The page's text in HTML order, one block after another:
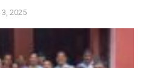
2025